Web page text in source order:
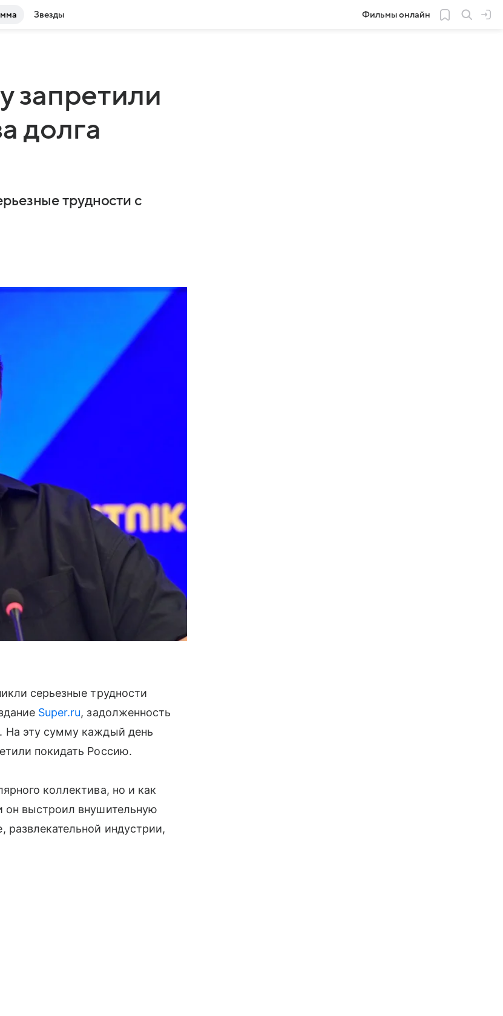
Звезды Фильмы онлайн
долга
трудности с
серьезные трудности
Super.ru, задолженность
На эту сумму каждый день
покидать Россию.
коллектива, но и как
он выстроил внушительную
индустрии,